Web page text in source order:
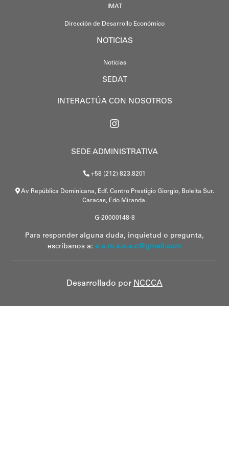
IMAT
Dirección de Desarrollo Económico
NOTICIAS
Noticias
SEDAT
INTERACTÚA CON NOSOTROS
SEDE ADMINISTRATIVA
+58 (212) 823.8201
Av República Dominicana, Edf. Centro Prestigio Giorgio, Boleita Sur.
Caracas, Edo Miranda.
G-20000148-8
Para responder alguna duda, inquietud o pregunta,
escríbanos a: a a.m.s.o.a.c@gmail.com
Desarrollado por NCCCA